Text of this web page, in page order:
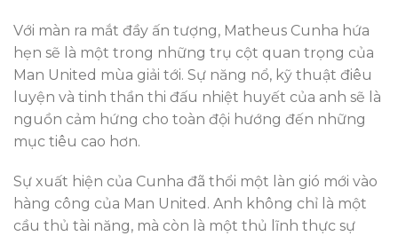
Với màn ra mắt đầy ấn tượng, Matheus Cunha hứa
hẹn sẽ là một trong những trụ cột quan trọng của
Man United mùa giải tới. Sự năng nổ, kỹ thuật điêu
luyện và tinh thần thi đấu nhiệt huyết của anh sẽ là
nguồn cảm hứng cho toàn đội hướng đến những
mục tiêu cao hơn.
Sự xuất hiện của Cunha đã thổi một làn gió mới vào
hàng công của Man United. Anh không chỉ là một
cầu thủ tài năng, mà còn là một thủ lĩnh thực sự